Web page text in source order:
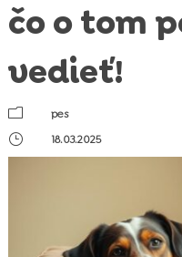
čo o tom
vedieť!
m
pes
}
18.03.2025